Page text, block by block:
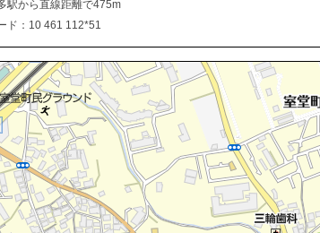
駅から直線距離で475m
ド：10 461 112*51